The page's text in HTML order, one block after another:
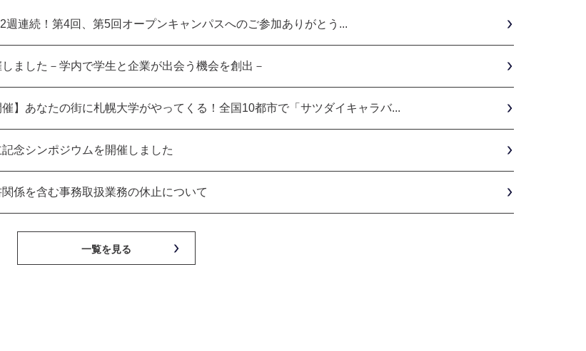
2週連続！第4回、第5回オープンキャンパスへのご参加ありがとう...
ました－学内で学生と企業が出会う機会を創出－
催】あなたの街に札幌大学がやってくる！全国10都市で「サツダイキャラバ...
念シンポジウムを開催しました
係を含む事務取扱業務の休止について
一覧を見る